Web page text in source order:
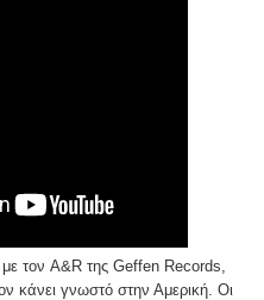
τον A&R της Geffen Records,
κάνει γνωστό στην Αμερική. Οι